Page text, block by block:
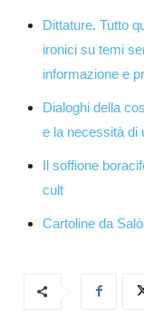
Dittature. Tutto
ironici su temi
informazione e
Dialoghi della
e la necessità di
Il soffione
cult
Cartoline da